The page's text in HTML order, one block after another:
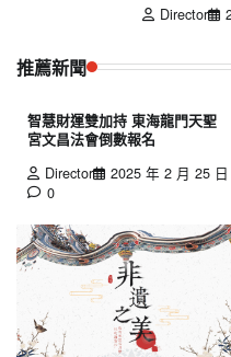
Director
推薦新聞
智慧財運雙加持 東海龍門天聖
宮文昌法會倒數報名
Director
2025 年 2 月 25 日
0